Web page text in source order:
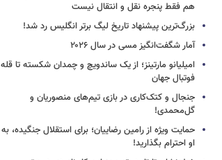
هم فقط پنجره نقل و انتقال نیست
بزرگ‌ترین پیشنهاد تاریخ لیگ برتر انگلیس رد شد!
آمار شگفت‌انگیز مسی در سال ۲۰۲۶
امیلیانو مارتینز؛ از یک ساندویچ و چمدان شکسته تا قله
فوتبال جهان
جنجال و کتک‌کاری در بازی تیم‌های منصوریان و
گل‌محمدی!
حمایت ویژه از رامین رضاییان؛ برای استقلال جنگیده، به
او احترام بگذارید!